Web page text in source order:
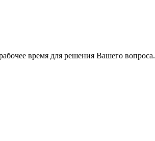
время для решения Вашего вопроса.